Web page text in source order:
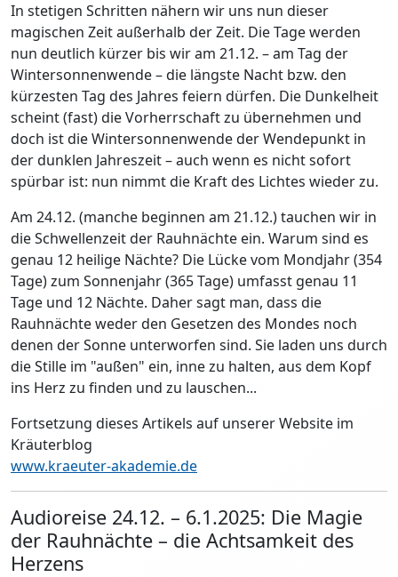
In stetigen Schritten nähern wir uns nun dieser
magischen Zeit außerhalb der Zeit. Die Tage werden
nun deutlich kürzer bis wir am 21.12. – am Tag der
Wintersonnenwende – die längste Nacht bzw. den
kürzesten Tag des Jahres feiern dürfen. Die Dunkelheit
scheint (fast) die Vorherrschaft zu übernehmen und
doch ist die Wintersonnenwende der Wendepunkt in
der dunklen Jahreszeit – auch wenn es nicht sofort
spürbar ist: nun nimmt die Kraft des Lichtes wieder zu.
Am 24.12. (manche beginnen am 21.12.) tauchen wir in
die Schwellenzeit der Rauhnächte ein. Warum sind es
genau 12 heilige Nächte? Die Lücke vom Mondjahr (354
Tage) zum Sonnenjahr (365 Tage) umfasst genau 11
Tage und 12 Nächte. Daher sagt man, dass die
Rauhnächte weder den Gesetzen des Mondes noch
denen der Sonne unterworfen sind. Sie laden uns durch
die Stille im "außen" ein, inne zu halten, aus dem Kopf
ins Herz zu finden und zu lauschen...
Fortsetzung dieses Artikels auf unserer Website im
Kräuterblog
www.kraeuter-akademie.de
Audioreise 24.12. – 6.1.2025: Die Magie
der Rauhnächte – die Achtsamkeit des
Herzens